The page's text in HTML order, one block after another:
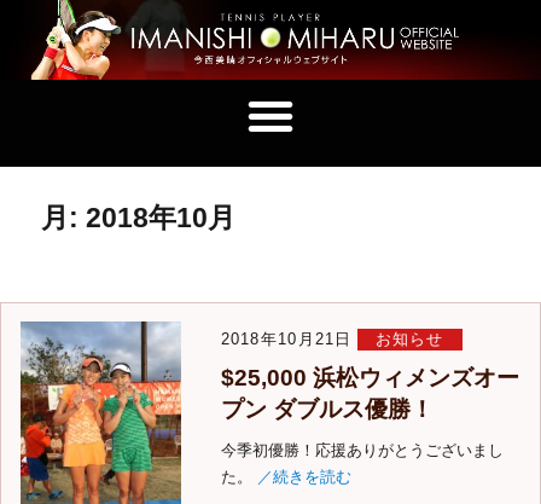
月:2018年10月
2018年10月21日 お知らせ
$25,000 浜松ウィメンズオー
プン ダブルス優勝！
今季初優勝！応援ありがとうございまし
た。
／続きを読む